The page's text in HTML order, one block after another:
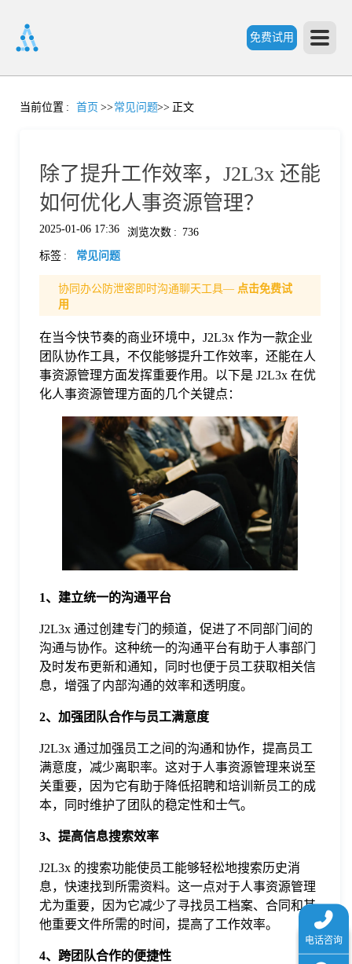
免费试用
首
价
格
当前位置 : 首页 >>常见问题>> 正文
除了提升工作效率，J2L3x 还能
如何优化人事资源管理？
2025-01-06 17:36 浏览次数 : 736
标签 : 常见问题
协同办公防泄密即时沟通聊天工具— 点击免费试
用
在当今快节奏的商业环境中，J2L3x 作为一款企业
团队协作工具，不仅能够提升工作效率，还能在人
事资源管理方面发挥重要作用。以下是 J2L3x 在优
化人事资源管理方面的几个关键点：
1、建立统一的沟通平台
J2L3x 通过创建专门的频道，促进了不同部门间的
沟通与协作。这种统一的沟通平台有助于人事部门
及时发布更新和通知，同时也便于员工获取相关信
息，增强了内部沟通的效率和透明度。
2、加强团队合作与员工满意度
J2L3x 通过加强员工之间的沟通和协作，提高员工
满意度，减少离职率。这对于人事资源管理来说至
关重要，因为它有助于降低招聘和培训新员工的成
本，同时维护了团队的稳定性和士气。
3、提高信息搜索效率
J2L3x 的搜索功能使员工能够轻松地搜索历史消
息，快速找到所需资料。这一点对于人事资源管理
尤为重要，因为它减少了寻找员工档案、合同和其
他重要文件所需的时间，提高了工作效率。
4、跨团队合作的便捷性